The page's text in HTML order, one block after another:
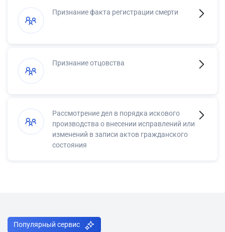
Признание факта регистрации смерти
Признание отцовства
Рассмотрение дел в порядка искового
производства о внесении исправлений или
изменений в записи актов гражданского
состояния
Популярный сервис